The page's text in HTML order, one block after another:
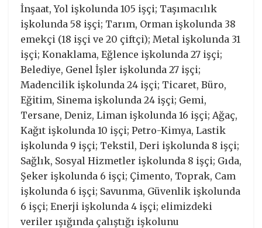
İnşaat, Yol işkolunda 105 işçi; Taşımacılık
işkolunda 58 işçi; Tarım, Orman işkolunda 38
emekçi (18 işçi ve 20 çiftçi); Metal işkolunda 31
işçi; Konaklama, Eğlence işkolunda 27 işçi;
Belediye, Genel İşler işkolunda 27 işçi;
Madencilik işkolunda 24 işçi; Ticaret, Büro,
Eğitim, Sinema işkolunda 24 işçi; Gemi,
Tersane, Deniz, Liman işkolunda 16 işçi; Ağaç,
Kağıt işkolunda 10 işçi; Petro-Kimya, Lastik
işkolunda 9 işçi; Tekstil, Deri işkolunda 8 işçi;
Sağlık, Sosyal Hizmetler işkolunda 8 işçi; Gıda,
Şeker işkolunda 6 işçi; Çimento, Toprak, Cam
işkolunda 6 işçi; Savunma, Güvenlik işkolunda
6 işçi; Enerji işkolunda 4 işçi; elimizdeki
veriler ışığında çalıştığı işkolunu